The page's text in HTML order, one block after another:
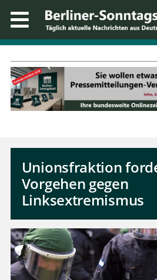
Unionsfraktion
Vorgehen gegen
Linksextremismus